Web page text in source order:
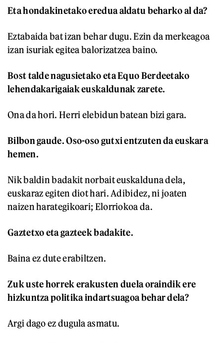
Eta hondakinetako eredua aldatu beharko al da?
Eztabaida bat izan behar dugu. Ezin da merkeagoa
izan isuriak egitea balorizatzea baino.
Bost talde nagusietako eta Equo Berdeetako
lehendakarigaiak euskaldunak zarete.
Ona da hori. Herri elebidun batean bizi gara.
Bilbon gaude. Oso-oso gutxi entzuten da euskara
hemen.
Nik baldin badakit norbait euskalduna dela,
euskaraz egiten diot hari. Adibidez, ni joaten
naizen harategikoari; Elorriokoa da.
Gaztetxo eta gazteek badakite.
Baina ez dute erabiltzen.
Zuk uste horrek erakusten duela oraindik ere
hizkuntza politika indartsuagoa behar dela?
Argi dago ez dugula asmatu.